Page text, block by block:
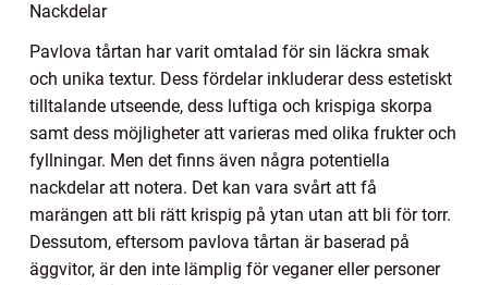
Nackdelar
Pavlova tårtan har varit omtalad för sin läckra smak
och unika textur. Dess fördelar inkluderar dess estetiskt
tilltalande utseende, dess luftiga och krispiga skorpa
samt dess möjligheter att varieras med olika frukter och
fyllningar. Men det finns även några potentiella
nackdelar att notera. Det kan vara svårt att få
marängen att bli rätt krispig på ytan utan att bli för torr.
Dessutom, eftersom pavlova tårtan är baserad på
äggvitor, är den inte lämplig för veganer eller personer